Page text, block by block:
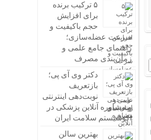
۵ ترکیب برنده
برای افزایش
حجم باکیفیت و
سرعت عضله‌سازی؛
راهنمای جامع علمی و
زمان‌بندی مصرف
دکتر وی آی پی؛
بازتعریف
نوبت‌دهی اینترنتی
و مشاوره آنلاین پزشکی در
اکوسیستم سلامت ایران
بهترین سالن